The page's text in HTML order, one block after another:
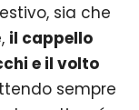
sia che
il cappello
e il volto
sempre